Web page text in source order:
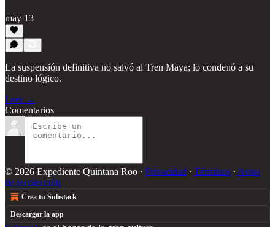
may 13
La suspensión definitiva no salvó al Tren Maya; lo condenó a su
destino lógico.
Leer →
Comentarios
© 2026 Expediente Quintana Roo · Privacidad ∙ Términos ∙ Aviso
de recolección
Crea tu Substack
Descargar la app